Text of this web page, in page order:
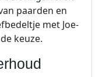
paarden en
met Joe-
keuze.